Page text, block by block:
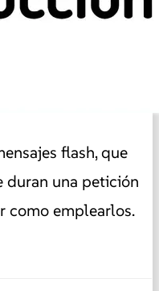
flash, que
duran una petición
como emplearlos.